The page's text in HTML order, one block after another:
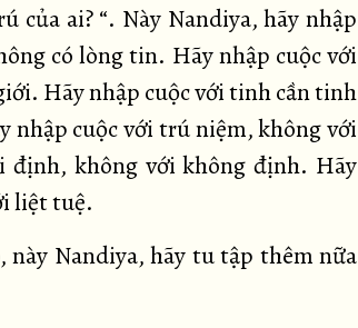
của ai? “. Này Nandiya, hãy nhập
có lòng tin. Hãy nhập cuộc với
Hãy nhập cuộc với tinh cần tinh
nhập cuộc với trú niệm, không với
định, không với không định. Hãy
liệt tuệ.
Nandiya, hãy tu tập thêm nữa